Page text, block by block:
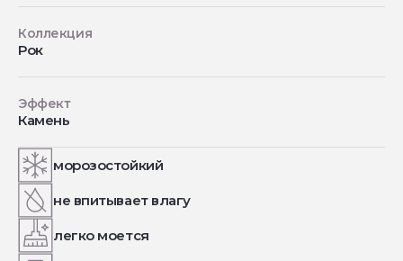
Коллекция
Рок
Эффект
Камень
морозостойкий
не впитывает влагу
легко моется